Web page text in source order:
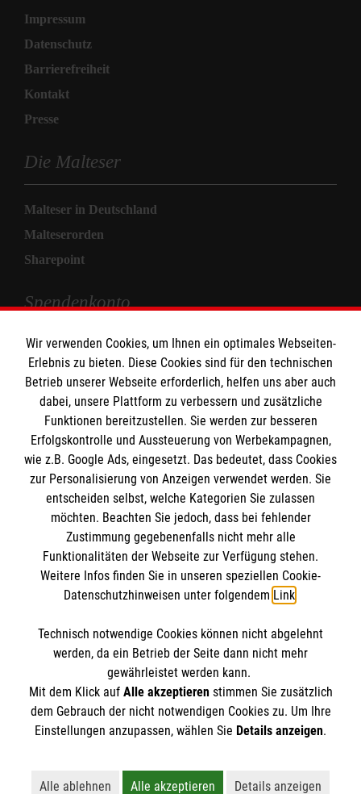
Impressum
Datenschutz
Barrierefreiheit
Kontakt
Presse
Die Malteser
Malteser in Deutschland
Malteserorden
Sharepoint
Spendenkonto
Empfänger: Malteser Hilfsdienst e.V.
Pax-Bank für Kirche und Caritas eG
IBAN: DE71 3706 0120 1201 2280 14
BIC: GENODED1PA7
So finden Sie uns
Malteser in der Diözese ErfurtMalteser in Erfurt
August Schleicher Str. 2
99089 Erfurt
E-Mailmalteser.erfurt@malteser.org
Der Malteser Hilfsdienst e.V. ist als eingetragene
Gewerbesteuer befreit.
Wir verwenden Cookies, um Ihnen ein optimales Webseiten-
Erlebnis zu bieten. Diese Cookies sind für den technischen
Betrieb unserer Webseite erforderlich, helfen uns aber auch
dabei, unsere Plattform zu verbessern und zusätzliche
Funktionen bereitzustellen. Sie werden zur besseren
Erfolgskontrolle und Aussteuerung von Werbekampagnen,
wie z.B. Google Ads, eingesetzt. Das bedeutet, dass Cookies
zur Personalisierung von Anzeigen verwendet werden. Sie
entscheiden selbst, welche Kategorien Sie zulassen
möchten. Beachten Sie jedoch, dass bei fehlender
Zustimmung gegebenenfalls nicht mehr alle
Funktionalitäten der Webseite zur Verfügung stehen.
Weitere Infos finden Sie in unseren speziellen Cookie-
Datenschutzhinweisen unter folgendem Link.
Technisch notwendige Cookies können nicht abgelehnt
werden, da ein Betrieb der Seite dann nicht mehr
gewährleistet werden kann.
Mit dem Klick auf Alle akzeptierenstimmen Sie zusätzlich
dem Gebrauch der nicht notwendigen Cookies zu. Um Ihre
Einstellungen anzupassen, wählen Sie Details anzeigen.
Alle ablehnen
Alle akzeptieren
Details anzeigen